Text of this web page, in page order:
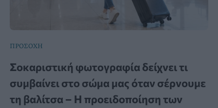
ΠΡΟΣΟΧΗ
Σοκαριστική φωτογραφία δείχνει τι
συμβαίνει στο σώμα μας όταν σέρνουμε
τη βαλίτσα – Η προειδοποίηση των